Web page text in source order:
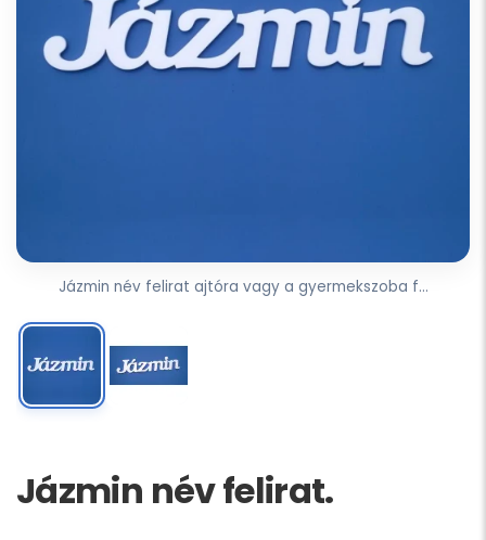
Jázmin név felirat ajtóra vagy a gyermekszoba f...
Jázmin név felirat.